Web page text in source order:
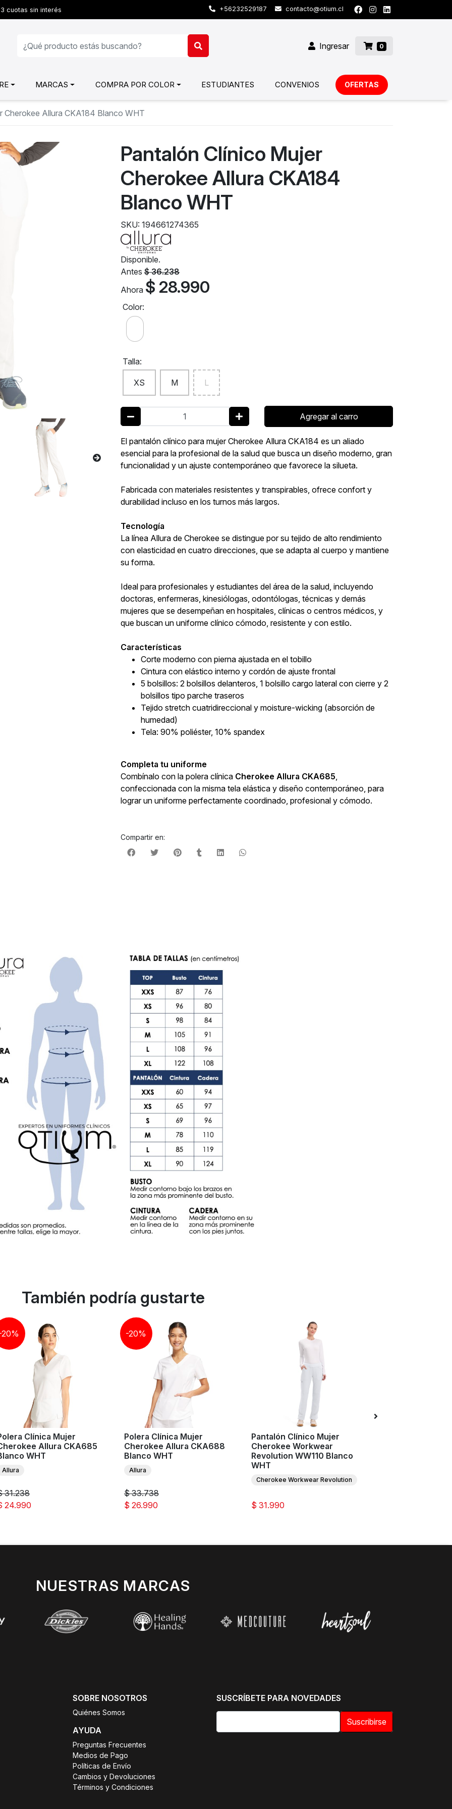
cuotas sin interés +56232529187 contacto@otium.cl
Ingresar 0
MARCAS COMPRA POR COLOR ESTUDIANTES CONVENIOS OFERTAS
Cherokee Allura CKA184 Blanco WHT
Pantalón Clínico Mujer
Cherokee Allura CKA184
Blanco WHT
SKU: 194661274365
Disponible.
Antes $ 36.238
Ahora $ 28.990
Color:
Talla:
XS M L
Agregar al carro
El pantalón clínico para mujer Cherokee Allura CKA184 es un aliado
esencial para la profesional de la salud que busca un diseño moderno, gran
funcionalidad y un ajuste contemporáneo que favorece la silueta.
Fabricada con materiales resistentes y transpirables, ofrece confort y
durabilidad incluso en los turnos más largos.
Tecnología
La línea Allura de Cherokee se distingue por su tejido de alto rendimiento
con elasticidad en cuatro direcciones, que se adapta al cuerpo y mantiene
su forma.
Ideal para profesionales y estudiantes del área de la salud, incluyendo
doctoras, enfermeras, kinesiólogas, odontólogas, técnicas y demás
mujeres que se desempeñan en hospitales, clínicas o centros médicos, y
que buscan un uniforme clínico cómodo, resistente y con estilo.
Características
Corte moderno con pierna ajustada en el tobillo
Cintura con elástico interno y cordón de ajuste frontal
5 bolsillos: 2 bolsillos delanteros, 1 bolsillo cargo lateral con cierre y 2
bolsillos tipo parche traseros
Tejido stretch cuatridireccional y moisture-wicking (absorción de
humedad)
Tela: 90% poliéster, 10% spandex
Completa tu uniforme
Combínalo con la polera clínica Cherokee Allura CKA685
confeccionada con la misma tela elástica y diseño contemporáneo, para
lograr un uniforme perfectamente coordinado, profesional y cómodo.
Compartir en:
También podría gustarte
Clínica Mujer
Allura CKA685
WHT
Allura
31.238
24.990
-20%
Polera Clínica Mujer
Cherokee Allura CKA688
Blanco WHT
Allura
$ 33.738
$ 26.990
Pantalón Clínico Mujer
Cherokee Workwear
Revolution WW110 Blanco
WHT
Cherokee Workwear Revolution
$ 31.990
NUESTRAS MARCAS
SOBRE NOSOTROS
Quiénes Somos
AYUDA
Preguntas Frecuentes
Medios de Pago
Políticas de Envío
Cambios y Devoluciones
Términos y Condiciones
SUSCRÍBETE PARA NOVEDADES
Suscribirse